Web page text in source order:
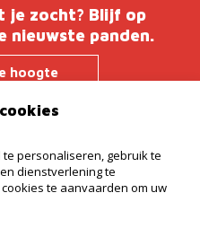
je zocht? Blijf op
nieuwste panden.
hoogte
personaliseren, gebruik te
dienstverlening te
te aanvaarden om uw